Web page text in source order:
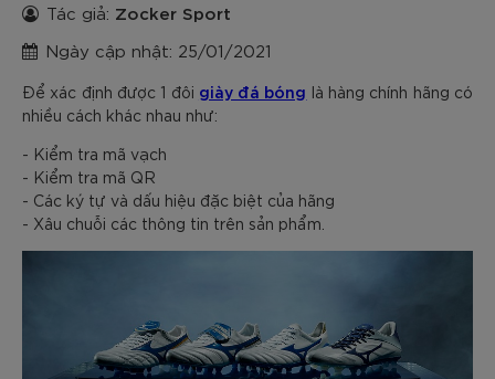
Tác giả: Zocker Sport
Ngày cập nhật: 25/01/2021
Để xác định được 1 đôi giày đá bóng là hàng chính hãng có
nhiều cách khác nhau như:
- Kiểm tra mã vạch
- Kiểm tra mã QR
- Các ký tự và dấu hiệu đặc biệt của hãng
- Xâu chuỗi các thông tin trên sản phẩm.